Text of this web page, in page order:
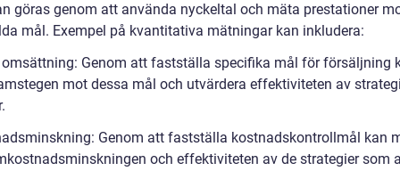
göras genom att använda nyckeltal och mäta prestationer
mål. Exempel på kvantitativa mätningar kan inkludera:
omsättning: Genom att fastställa specifika mål för försäljning
mot dessa mål och utvärdera effektiviteten av
Genom att fastställa kostnadskontrollmål kan
och effektiviteten av de strategier som